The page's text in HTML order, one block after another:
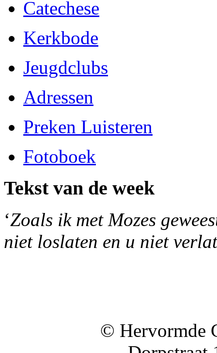
Catechese
Kerkbode
Jeugdclubs
Adressen
Preken Luisteren
Fotoboek
Tekst van de week
‘Zoals ik met Mozes
niet loslaten en u niet
© Hervormde